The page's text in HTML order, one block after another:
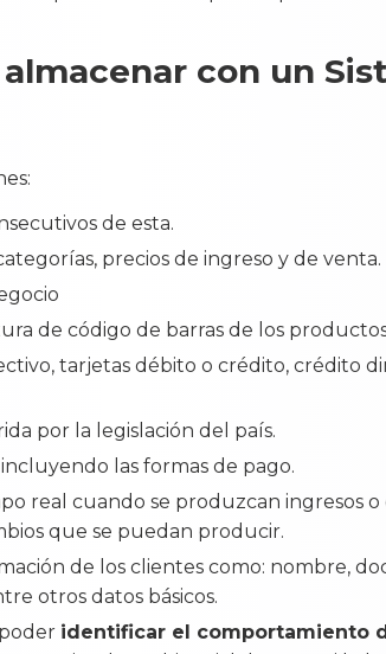
con un
de esta.
precios de ingreso y de venta.
de código de barras de los
tarjetas débito o crédito, crédito
por la legislación del país.
las formas de pago.
real cuando se produzcan ingresos o
que se puedan producir.
de los clientes como: nombre,
otros datos básicos.
identificar el comportamiento